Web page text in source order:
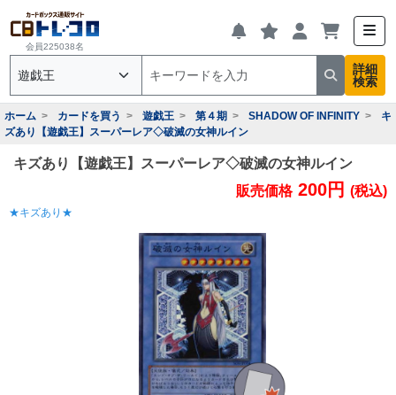
会員225038名
詳細
検索
ホーム カードを買う 遊戯王 第４期 SHADOW OF INFINITY
キ
ズあり【遊戯王】スーパーレア◇破滅の女神ルイン
キズあり【遊戯王】スーパーレア◇破滅の女神ルイン
★キズあり★
販売価格 200円 (税込)